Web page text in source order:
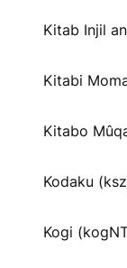
Kitab Injil
Kitabi
Kitabo
Kodaku
Kogi